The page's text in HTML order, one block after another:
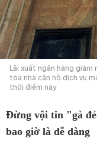
Lãi xuất ngân hàng giảm
tòa nhà căn hộ dịch vụ
thời điểm này
Đừng vội tin "gà
bao giờ là dễ dàng